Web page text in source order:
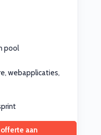
pool
webapplicaties,
offerte aan